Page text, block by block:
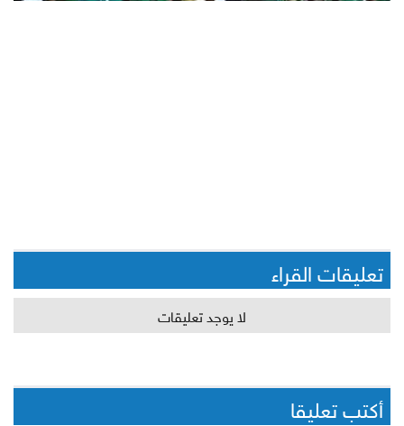
تعليقات القراء
لا يوجد تعليقات
أكتب تعليقا